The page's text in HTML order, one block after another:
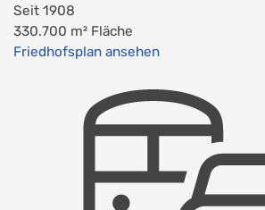
Seit 1908
330.700 m² Fläche
Friedhofsplan ansehen